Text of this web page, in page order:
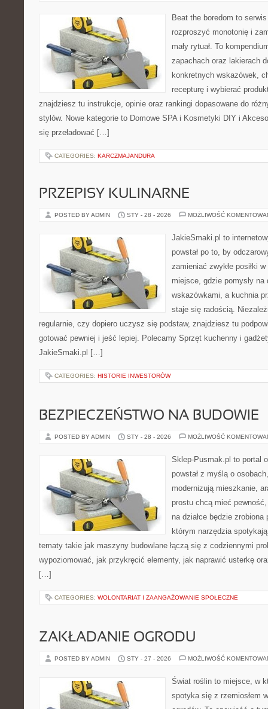
Beat the boredom to
rozproszyć monotonię i
mały rytuał. To
zapachach oraz lakierach
konkretnych wskazówek,
recepturę i wybierać
znajdziesz tu instrukcje, opinie oraz rankingi dopasowane do
stylów. Nowe kategorie to Domowe SPA i Kosmetyki DIY i
się przeładować […]
CATEGORIES: KARCZMAJANDURA
PRZEPISY KULINARNE
POSTED BY ADMIN STY - 28 - 2026 MOŻLIWOŚĆ
JakieSmaki.pl to
powstał po to, by
zamieniać zwykłe posiłki
miejsce, gdzie pomysły
wskazówkami, a kuchnia
staje się radością.
regularnie, czy dopiero uczysz się podstaw, znajdziesz tu
gotować pewniej i jeść lepiej. Polecamy Sprzęt kuchenny i
JakieSmaki.pl […]
CATEGORIES: HISTORIE INWESTORÓW
BEZPIECZEŃSTWO NA BUDOWIE
POSTED BY ADMIN STY - 28 - 2026 MOŻLIWOŚĆ
Sklep-Pusmak.pl to portal
powstał z myślą o
modernizują mieszkanie,
prostu chcą mieć
na działce będzie
którym narzędzia
tematy takie jak maszyny budowlane łączą się z codziennymi
wypoziomować, jak przykręcić elementy, jak naprawić usterkę
[…]
CATEGORIES: WOLONTARIAT I ZAANGAŻOWANIE SPOŁECZNE
ZAKŁADANIE OGRODU
POSTED BY ADMIN STY - 27 - 2026 MOŻLIWOŚĆ
Świat roślin to miejsce, w
spotyka się z rzemiosłem